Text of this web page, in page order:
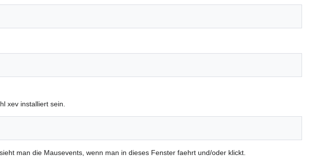
xev installiert sein.
man die Mausevents, wenn man in dieses Fenster faehrt und/oder klickt.